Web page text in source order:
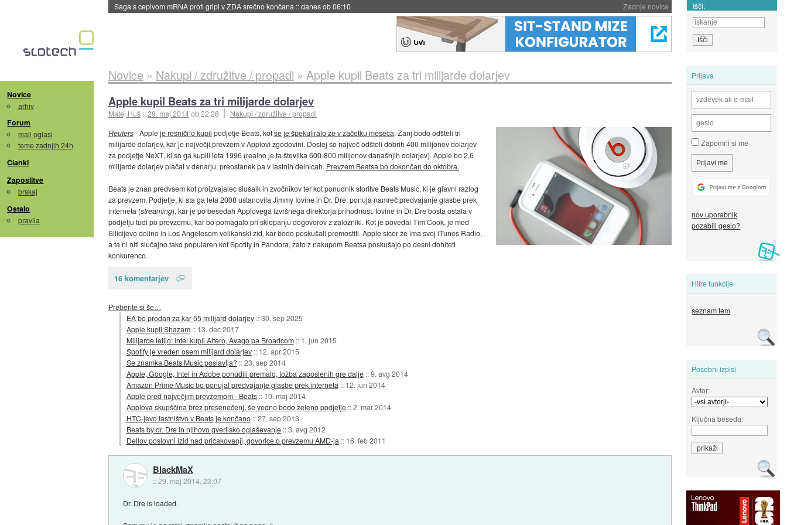
Zadnje novice
BMW v vozilih začel predvajati reklame::danes ob 06:09 Išči:
Novice
arhiv
Forum
mali oglasi
teme zadnjih 24h
Članki
Zaposlitve
brskaj
Ostalo
pravila
Prijava
Zapomni si me
nov uporabnik
pozabili geslo?
Hitre funkcije
seznam tem
Posebni izpisi
Avtor:
Ključna beseda:
Novice » Nakupi / združitve / propadi » Apple kupil Beats za tri milijarde dolarjev
Apple kupil Beats za tri milijarde dolarjev
Matej Huš ::29. maj 2014ob 22:28
Nakupi / združitve / propadi
Reuters- Appleje resnično kupil podjetje Beats, kotse je špekuliralo že v začetku meseca. Zanj bodo odšteli tri
milijarde dolarjev, kar je največji prevzem v Applovi zgodovini. Doslej so največ odšteli dobrih 400 milijonov dolarjev
za podjetje NeXT, ki so ga kupili leta 1996 (realno je ta številka 600-800 milijonov današnjih dolarjev). Apple bo 2,6
milijarde dolarjev plačal v denarju, preostanek pa v lastnih delnicah. Prevzem Beatsa bo dokončan do oktobra.
Beats je znan predvsem kot proizvajalec slušalk in zvočnikov ter kot ponudnik storitve Beats Music, ki je glavni razlog
za prevzem. Podjetje, ki sta ga leta 2008 ustanovila Jimmy Iovine in Dr. Dre, ponuja namreč predvajanje glasbe prek
interneta (streaming), kar je po besedah Applovega izvršnega direktorja prihodnost. Iovine in Dr. Dre bosta ostala v
podjetju tudi po prevzemu, kar bo pomagalo pri sklepanju dogovorov z založniki. Kot je povedal Tim Cook, je med
Silicijevo dolino in Los Angelesom velikanski zid, kar bodo poskušali premostiti. Apple sicer že ima svoj iTunes Radio,
a ta ni niti slučajno tako popularen kot Spotify in Pandora, zato z nakupom Beatsa poskušajo po desni dohiteti
konkurenco.
16 komentarjev
Preberite si še…
EA bo prodan za kar 55 milijard dolarjev ::30. sep 2025
Apple kupil Shazam :: 13. dec 2017
Milijarde letijo: Intel kupil Altero, Avago pa Broadcom :: 1. jun 2015
Spotify je vreden osem milijard dolarjev :: 12. apr 2015
Se znamka Beats Music poslavlja? ::23. sep 2014
Apple, Google, Intel in Adobe ponudili premalo, tožba zaposlenih gre dalje ::9. avg 2014
Amazon Prime Music bo ponujal predvajanje glasbe prek interneta :: 12. jun 2014
Apple pred največjim prevzemom - Beats :: 10. maj 2014
Applova skupščina brez presenečenj, še vedno bodo zeleno podjetje ::2. mar 2014
HTC-jevo lastništvo v Beats je končano ::27. sep 2013
Beats by dr. Dre in njihovo gverilsko oglaševanje ::3. avg 2012
Dellov poslovni izid nad pričakovanji, govorice o prevzemu AMD-ja :: 16. feb 2011
BlackMaX
::29. maj 2014, 23:07
Dr. Dre is loaded.